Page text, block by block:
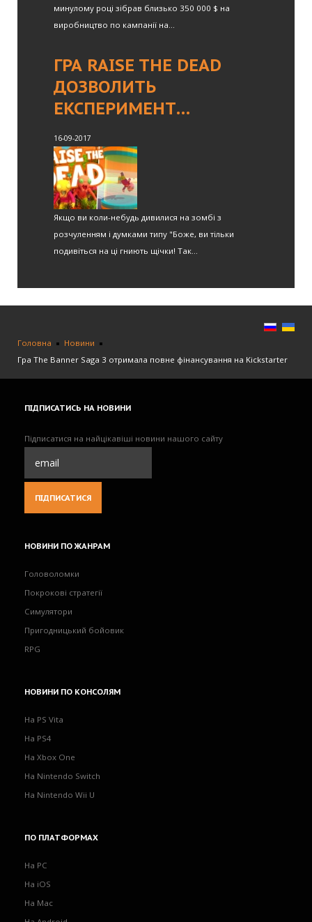
минулому році зібрав близько 350 000 $ на
виробництво по кампанії на...
ГРА RAISE THE DEAD
ДОЗВОЛИТЬ
ЕКСПЕРИМЕНТ…
16-09-2017
Якщо ви коли-небудь дивилися на зомбі з
розчуленням і думками типу "Боже, ви тільки
подивіться на ці гниють щічки! Так...
Головна
Новини
Гра The Banner Saga 3 отримала повне фінансування на Kickstarter
ПІДПИСАТИСЬ НА НОВИНИ
Підписатися на найцікавіші новини нашого сайту
НОВИНИ ПО ЖАНРАМ
Головоломки
Покрокові стратегії
Симулятори
Пригодницький бойовик
RPG
НОВИНИ ПО КОНСОЛЯМ
На PS Vita
На PS4
На Xbox One
На Nintendo Switch
На Nintendo Wii U
ПО ПЛАТФОРМАХ
На PC
На iOS
На Mac